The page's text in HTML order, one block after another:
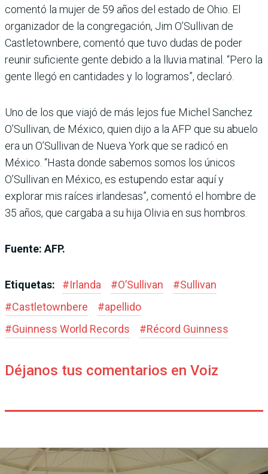
comentó la mujer de 59 años del estado de Ohio. El
organizador de la congregación, Jim O’Sullivan de
Castletownbere, comentó que tuvo dudas de poder
reunir suficiente gente debido a la lluvia matinal. “Pero la
gente llegó en cantidades y lo logramos”, declaró.
Uno de los que viajó de más lejos fue Michel Sanchez
O’Sullivan, de México, quien dijo a la AFP que su abuelo
era un O’Sullivan de Nueva York que se radicó en
México. “Hasta donde sabemos somos los únicos
O’Sullivan en México, es estupendo estar aquí y
explorar mis raíces irlandesas”, comentó el hombre de
35 años, que cargaba a su hija Olivia en sus hombros.
Fuente: AFP.
Etiquetas: #Irlanda #O’Sullivan #Sullivan
#Castletownbere #apellido
#Guinness World Records #Récord Guinness
Déjanos tus comentarios en Voiz